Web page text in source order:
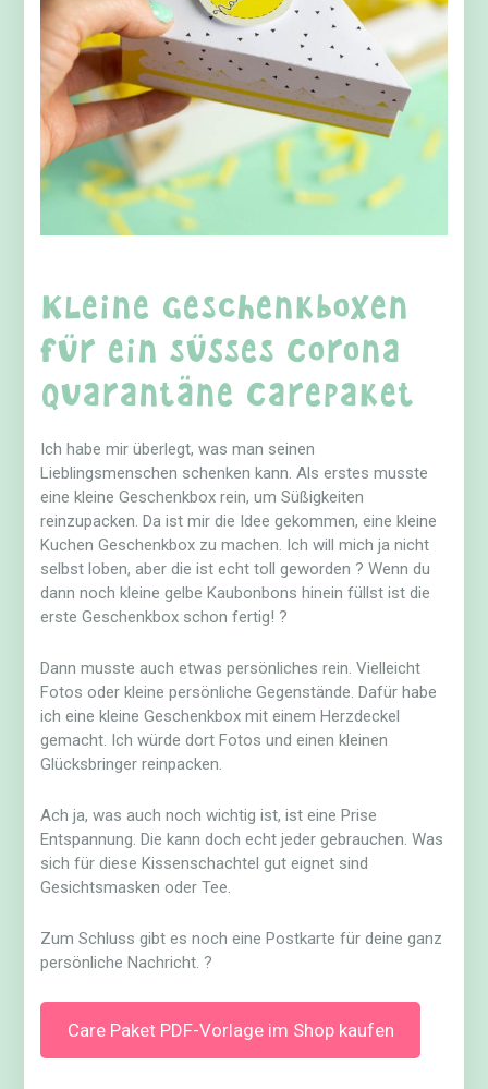
Kleine Geschenkboxen
für ein süßes Corona
Quarantäne Carepaket
Ich habe mir überlegt, was man seinen
Lieblingsmenschen schenken kann. Als erstes musste
eine kleine Geschenkbox rein, um Süßigkeiten
reinzupacken. Da ist mir die Idee gekommen, eine kleine
Kuchen Geschenkbox zu machen. Ich will mich ja nicht
selbst loben, aber die ist echt toll geworden ? Wenn du
dann noch kleine gelbe Kaubonbons hinein füllst ist die
erste Geschenkbox schon fertig! ?
Dann musste auch etwas persönliches rein. Vielleicht
Fotos oder kleine persönliche Gegenstände. Dafür habe
ich eine kleine Geschenkbox mit einem Herzdeckel
gemacht. Ich würde dort Fotos und einen kleinen
Glücksbringer reinpacken.
Ach ja, was auch noch wichtig ist, ist eine Prise
Entspannung. Die kann doch echt jeder gebrauchen. Was
sich für diese Kissenschachtel gut eignet sind
Gesichtsmasken oder Tee.
Zum Schluss gibt es noch eine Postkarte für deine ganz
persönliche Nachricht. ?
Care Paket PDF-Vorlage im Shop kaufen